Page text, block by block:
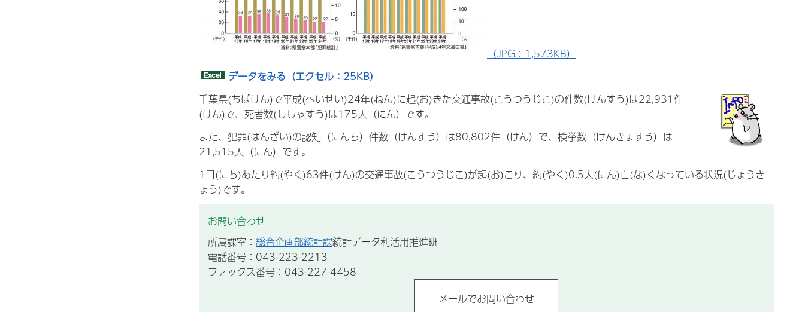
（JPG：1,573KB）
データをみる（エクセル：25KB）
千葉県(ちばけん)で平成(へいせい)24年(ねん)に起(お)きた交通事故(こうつうじこ)の件数(けんすう)は22,931件
(けん)で、死者数(ししゃすう)は175人（にん）です。
また、犯罪(はんざい)の認知（にんち）件数（けんすう）は80,802件（けん）で、検挙数（けんきょすう）は
21,515人（にん）です。
1日(にち)あたり約(やく)63件(けん)の交通事故(こうつうじこ)が起(お)こり、約(やく)0.5人(にん)亡(な)くなっている状況(じょうき
ょう)です。
お問い合わせ
所属課室： 総合企画部統計課統計データ利活用推進班
電話番号：043-223-2213
ファックス番号：043-227-4458